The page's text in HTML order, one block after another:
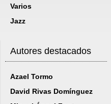
Varios
Jazz
Autores destacados
Azael Tormo
David Rivas Domínguez